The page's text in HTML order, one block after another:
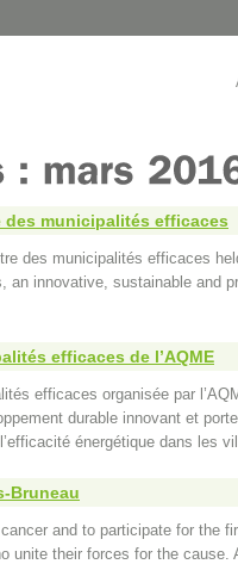
Appalaches
de-Montréal
du-Centre-du-
de-Montréal
EDUCATION
Montreal School
English Montreal
Cégep de Lévis-
Collège de Bois-
Cégep Saint-
Gestion des eaux
Teams
des municipalités efficaces
des municipalités efficaces
an innovative, sustainable
efficaces de l’AQME
efficaces organisée par
durable innovant et
énergétique dans les
Bruneau
and to participate for the
unite their forces for the